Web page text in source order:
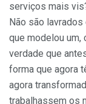
serviços mais
Não são
que modelou um,
verdade que
forma que agora
agora
trabalhassem os